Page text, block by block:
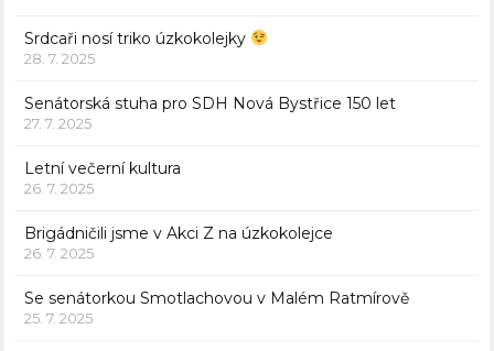
Srdcaři nosí triko úzkokolejky
28. 7. 2025
Senátorská stuha pro SDH Nová Bystřice 150 let
27. 7. 2025
Letní večerní kultura
26. 7. 2025
Brigádničili jsme v Akci Z na úzkokolejce
26. 7. 2025
Se senátorkou Smotlachovou v Malém Ratmírově
25. 7. 2025